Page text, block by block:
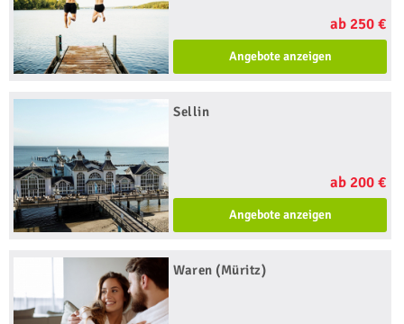
ab 250 €
Angebote anzeigen
Sellin
ab 200 €
Angebote anzeigen
Waren (Müritz)